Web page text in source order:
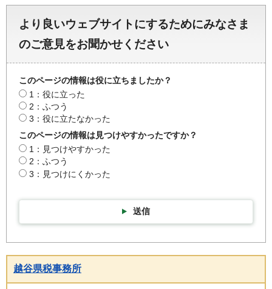
より良いウェブサイトにするためにみなさま
のご意見をお聞かせください
このページの情報は役に立ちましたか？
1：役に立った
2：ふつう
3：役に立たなかった
このページの情報は見つけやすかったですか？
1：見つけやすかった
2：ふつう
3：見つけにくかった
送信
越谷県税事務所